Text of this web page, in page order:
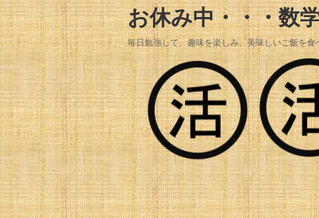
お休み中・・・数
毎日勉強して、趣味を楽しみ、美味しいご飯を食